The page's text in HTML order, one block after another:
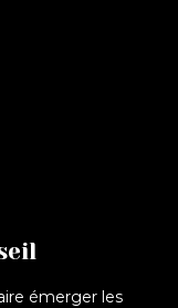
émerger les
solutions